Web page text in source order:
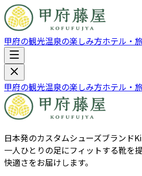
甲府の観光温泉の楽しみ方ホテル・
甲府の観光温泉の楽しみ方ホテル・
日本発のカスタムシューズブランド
一人ひとりの足にフィットする靴を
快適さをお届けします。